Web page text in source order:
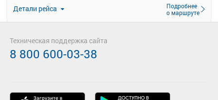
Детали рейса
Подробнее
о маршруте
16:42
Канаш АВ
3 ч. 25 м
Техническая поддержка сайта
8 800 600-03-38